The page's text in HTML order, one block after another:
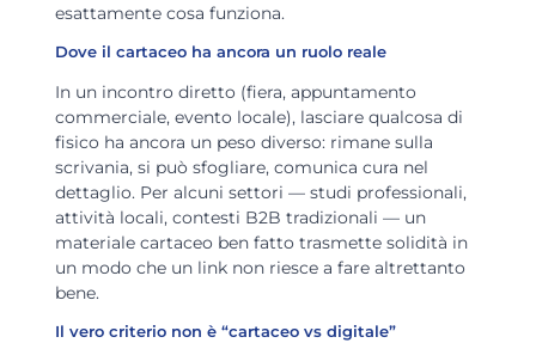
esattamente cosa funziona.
Dove il cartaceo ha ancora un ruolo reale
In un incontro diretto (fiera, appuntamento
commerciale, evento locale), lasciare qualcosa di
fisico ha ancora un peso diverso: rimane sulla
scrivania, si può sfogliare, comunica cura nel
dettaglio. Per alcuni settori — studi professionali,
attività locali, contesti B2B tradizionali — un
materiale cartaceo ben fatto trasmette solidità in
un modo che un link non riesce a fare altrettanto
bene.
Il vero criterio non è “cartaceo vs digitale”